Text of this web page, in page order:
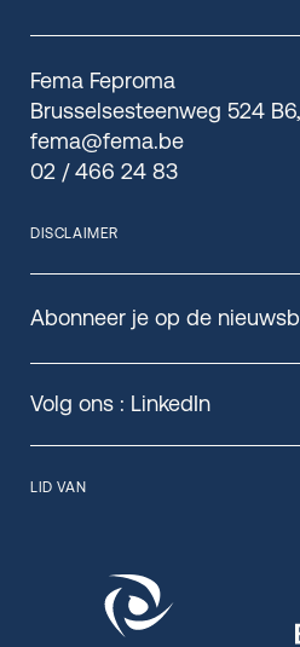
Fema Feproma
Brusselsesteenweg 524 B6,
fema@fema.be
02 / 466 24 83
DISCLAIMER
Abonneer je op de
Volg ons : LinkedIn
LID VAN